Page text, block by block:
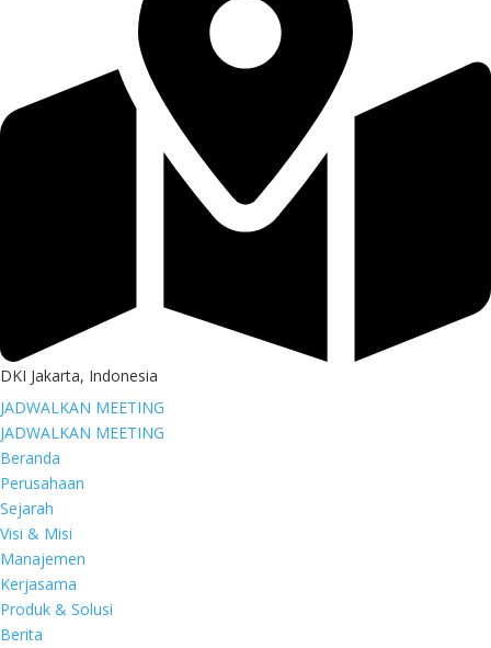
DKI Jakarta, Indonesia
JADWALKAN MEETING
JADWALKAN MEETING
Beranda
Perusahaan
Sejarah
Visi & Misi
Manajemen
Kerjasama
Produk & Solusi
Berita